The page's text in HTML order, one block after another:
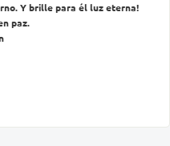
Y brille para él luz eterna!
paz.